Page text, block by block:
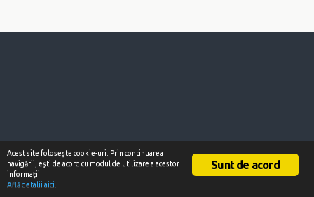
Sunt de acord
Acest site foloseşte cookie-uri. Prin continuarea
navigării, eşti de acord cu modul de utilizare a acestor
informaţii.
Află detalii aici.